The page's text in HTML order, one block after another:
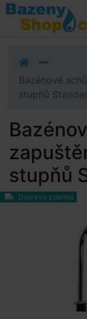
Přejít k
Přejít na
Přejít k
Bazénové
stupňů
stupňů
Doprava zdarma